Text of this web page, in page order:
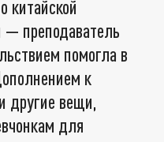
китайской
преподаватель
помогла в
к
другие вещи,
для